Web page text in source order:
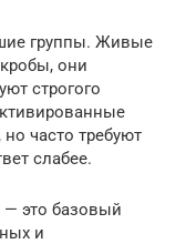
группы. Живые
они
строгого
часто требуют
слабее.
это базовый
и